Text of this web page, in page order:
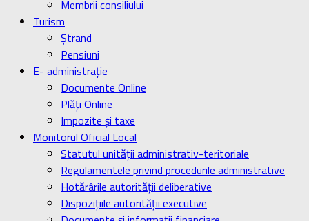
Membrii consiliului
Turism
Ştrand
Pensiuni
E- administrație
Documente Online
Plăți Online
Impozite și taxe
Monitorul Oficial Local
Statutul unității administrativ-teritoriale
Regulamentele privind procedurile administrative
Hotărârile autorității deliberative
Dispozițiile autorității executive